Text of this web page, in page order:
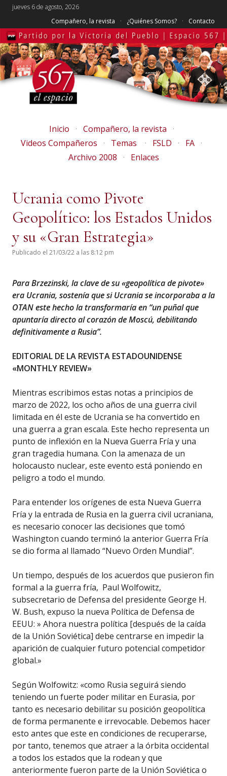
jueves 6 de agosto, 2026
Compañero, la revista
¿Quiénes Somos? Contacto
Inicio
Compañero, la revista
Videos Compañeros
Temas FSLD
FA
Archivo 2008
Enlaces
Ucrania como Pivote
Geopolítico: los Estados Unidos
y su «Gran Estrategia»
Publicado el 21/03/22 a las 8:12 pm
Para Brzezinski, la clave de su «geopolítica de pivote»
era Ucrania, sostenía que si Ucrania se incorporaba a la
OTAN este hecho la transformaría en “un puñal que
apuntaría directo al corazón de Moscú, debilitando
definitivamente a Rusia”.
EDITORIAL DE LA REVISTA ESTADOUNIDENSE
«MONTHLY REVIEW»
Mientras escribimos estas notas a principios de
marzo de 2022, los ocho años de una guerra civil
limitada en él este de Ucrania se ha convertido en
una guerra a gran escala. Este hecho representa un
punto de inflexión en la Nueva Guerra Fría y una
gran tragedia humana. Con la amenaza de un
holocausto nuclear, este evento está poniendo en
peligro a todo el mundo.
Para entender los orígenes de esta Nueva Guerra
Fría y la entrada de Rusia en la guerra civil ucraniana,
es necesario conocer las decisiones que tomó
Washington cuando terminó la anterior Guerra Fría
se dio forma al llamado “Nuevo Orden Mundial”.
Un tiempo, después de los acuerdos que pusieron fin
formal a la guerra fría, Paul Wolfowitz,
subsecretario de Defensa del presidente George H.
W. Bush, expuso la nueva Política de Defensa de
EEUU: » Ahora nuestra política [después de la caída
de la Unión Soviética] debe centrarse en impedir la
aparición de cualquier futuro potencial competidor
global.»
Según Wolfowitz: «como Rusia seguirá siendo
teniendo un fuerte poder militar en Eurasia, por
tanto es necesario debilitar su posición geopolítica
de forma permanente e irrevocable. Debemos hacer
esto antes que este en condiciones de recuperarse,
por tanto, tenemos que atraer a la órbita occidental
a todos los estados que la rodean y que
anteriormente fueron parte de la Unión Soviética o